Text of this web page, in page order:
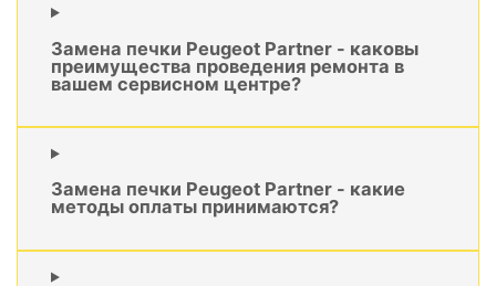
Замена печки Peugeot Partner - каковы
преимущества проведения ремонта в
вашем сервисном центре?
Замена печки Peugeot Partner - какие
методы оплаты принимаются?